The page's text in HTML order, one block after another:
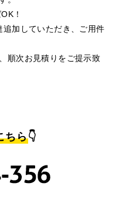
！
追加していただき、ご用件
順次お見積りをご提示致
ちら👇